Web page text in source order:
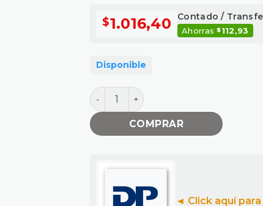
$1.016,40 Contado /
Ahorras$112,93
Disponible
GUANTE SIN COSTURA
COMPRAR